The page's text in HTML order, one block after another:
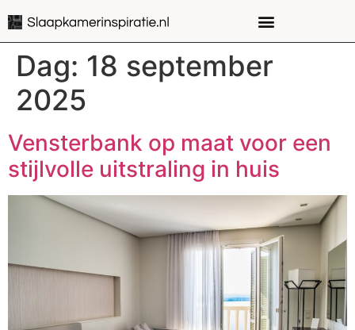
Dag: 18 september
2025
Vensterbank op maat voor een
stijlvolle uitstraling in huis